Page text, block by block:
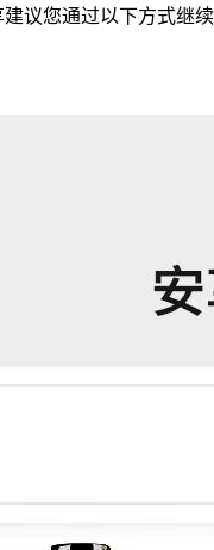
议您通过以下方式继续